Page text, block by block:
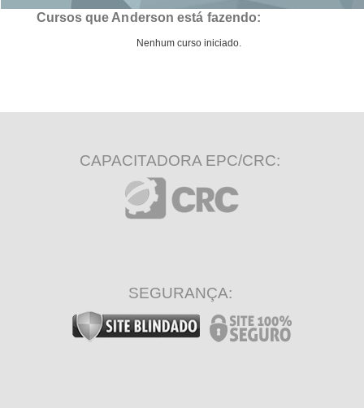
Cursos que Anderson está fazendo:
Nenhum curso iniciado.
CAPACITADORA EPC/CRC:
SEGURANÇA: